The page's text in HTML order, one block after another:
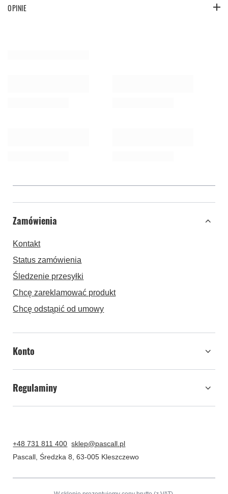
OPINIE
Zamówienia
Kontakt
Status zamówienia
Śledzenie przesyłki
Chcę zareklamować produkt
Chcę odstąpić od umowy
Konto
Regulaminy
+48 731 811 400 sklep@pascall.pl
Pascall ,Średzka 8 ,63-005 Kleszczewo